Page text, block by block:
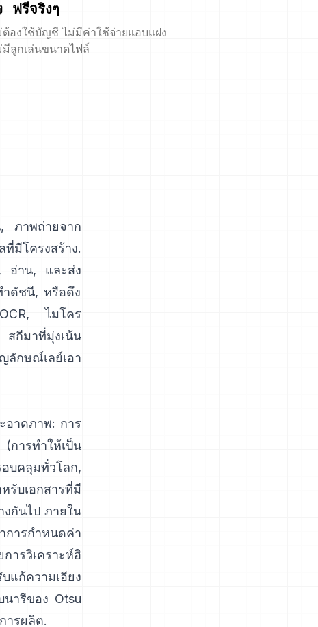
ฟรีจริงๆ
ต้องใช้บัญชี ไม่มีค่าใช้จ่ายแอบแฝง
มีลูกเล่นขนาดไฟล์
ภาพถ่ายจาก
มีโครงสร้าง.
อ่าน, และส่ง
ำดัชนี, หรือดึง
, ไมโคร
สกีมาที่มุ่งเน้น
ลักษณ์เลย์เอา
อาดภาพ: การ
รทำให้เป็น
บคลุมทั่วโลก,
รับเอกสารที่มี
กันไป ภายใน
การกำหนดค่า
ารวิเคราะห์ฮิ
แก้ความเอียง
นารีของ Otsu
ารผลิต.